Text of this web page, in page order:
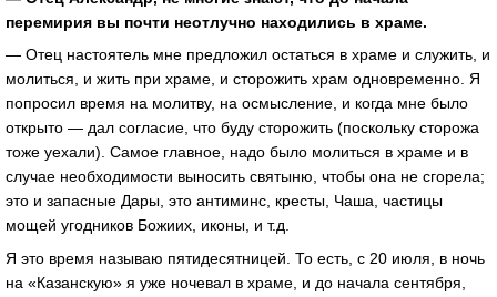
перемирия вы почти неотлучно находились в храме.
— Отец настоятель мне предложил остаться в храме и служить, и
молиться, и жить при храме, и сторожить храм одновременно. Я
попросил время на молитву, на осмысление, и когда мне было
открыто — дал согласие, что буду сторожить (поскольку сторожа
тоже уехали). Самое главное, надо было молиться в храме и в
случае необходимости выносить святыню, чтобы она не сгорела;
это и запасные Дары, это антиминс, кресты, Чаша, частицы
мощей угодников Божиих, иконы, и т.д.
Я это время называю пятидесятницей. То есть, с 20 июля, в ночь
на «Казанскую» я уже ночевал в храме, и до начала сентября,